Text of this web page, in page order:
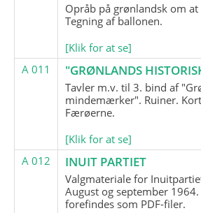
Opråb på grønlandsk om
Tegning af ballonen.
[Klik for at se]
A 011
"GRØNLANDS
Tavler m.v. til 3. bind af
mindemærker". Ruiner.
Færøerne.
[Klik for at se]
A 012
INUIT PARTIET
Valgmateriale for
August og september
forefindes som PDF-filer.